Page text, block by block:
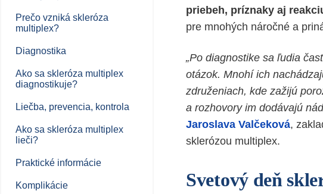
Prečo vzniká skleróza
multiplex?
Diagnostika
Ako sa skleróza multiplex
diagnostikuje?
Liečba, prevencia, kontrola
Ako sa skleróza multiplex
lieči?
Praktické informácie
Komplikácie
priebeh, príznaky aj
pre mnohých náročné a
„Po diagnostike sa ľudia
otázok. Mnohí ich
združeniach, kde zažijú
a rozhovory im dodávajú
Jaroslava Valčeková,
sklerózou multiplex.
Svetový deň